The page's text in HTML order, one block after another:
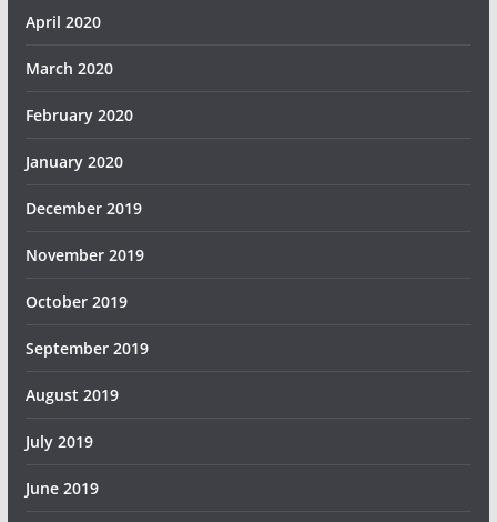
April 2020
March 2020
February 2020
January 2020
December 2019
November 2019
October 2019
September 2019
August 2019
July 2019
June 2019